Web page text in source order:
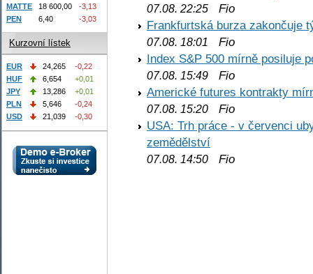
07.08. 22:25 Fio
Frankfurtská burza zakončuje
07.08. 18:01
Fio
Index S&P 500 mírně posiluje
07.08. 15:49 Fio
Americké futures kontrakty
07.08. 15:20 Fio
USA: Trh práce - v červenci
zemědělství
07.08. 14:50 Fio
MATTE
18 600,00
-3,13
PEN
6,40 -3,03
Kurzovní lístek
EUR 24,265
-0,22
HUF
6,654
+0,01
JPY
13,286
+0,01
PLN
5,646
-0,24
USD
21,039 -0,30